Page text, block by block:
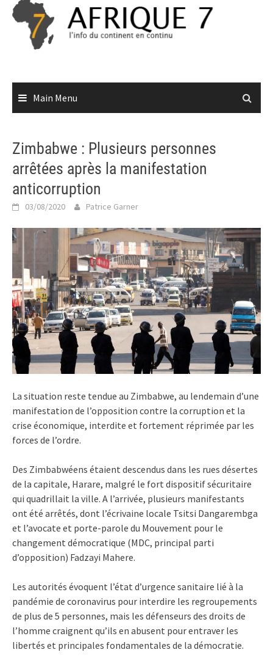
Skip
content
Main Menu
Zimbabwe : Plusieurs personnes
arrêtées après la manifestation
anticorruption
03/08/2020 Patrice Garner
La situation reste tendue au Zimbabwe, au lendemain d’une
manifestation de l’opposition contre la corruption et la
crise économique, interdite et fortement réprimée par les
forces de l’ordre.
Des Zimbabwéens étaient descendus dans les rues désertes
de la capitale, Harare, malgré le fort dispositif sécuritaire
qui quadrillait la ville. A l’arrivée, plusieurs manifestants
ont été arrêtés, dont l’écrivaine locale Tsitsi Dangarembga
et l’avocate et porte-parole du Mouvement pour le
changement démocratique (MDC, principal parti
d’opposition) Fadzayi Mahere.
Les autorités évoquent l’état d’urgence sanitaire lié à la
pandémie de coronavirus pour interdire les regroupements
de plus de 5 personnes, mais les défenseurs des droits de
l’homme craignent qu’ils en abusent pour entraver les
libertés et principales fondamentales de la démocratie.